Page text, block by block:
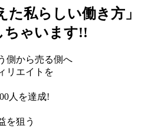
た私らしい働き方」
ちゃいます!!
側から売る側へ
リエイトを
人を達成!
を狙う